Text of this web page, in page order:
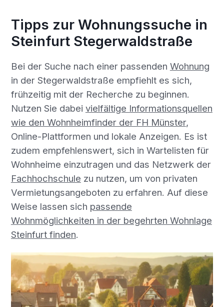
Tipps zur Wohnungssuche in
Steinfurt Stegerwaldstraße
Bei der Suche nach einer passenden Wohnung
in der Stegerwaldstraße empfiehlt es sich,
frühzeitig mit der Recherche zu beginnen.
Nutzen Sie dabei vielfältige Informationsquellen
wie den Wohnheimfinder der FH Münster,
Online-Plattformen und lokale Anzeigen. Es ist
zudem empfehlenswert, sich in Wartelisten für
Wohnheime einzutragen und das Netzwerk der
Fachhochschule zu nutzen, um von privaten
Vermietungsangeboten zu erfahren. Auf diese
Weise lassen sich passende
Wohnmöglichkeiten in der begehrten Wohnlage
Steinfurt finden.